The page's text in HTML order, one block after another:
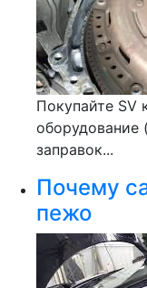
Покупайте SV
оборудование
заправок...
Почему
пежо